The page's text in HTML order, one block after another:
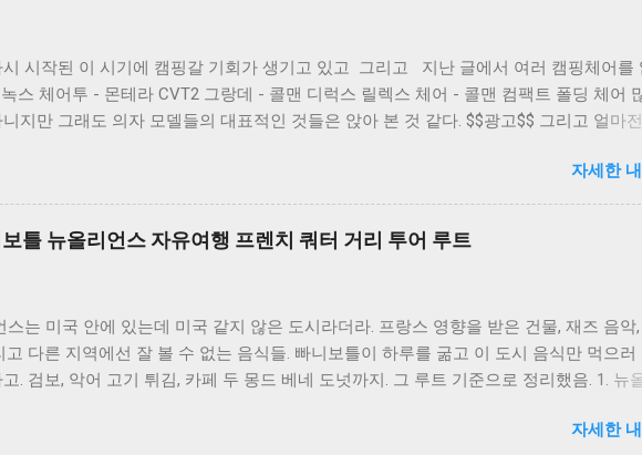
시 시작된 이 시기에 캠핑갈 기회가 생기고 있고 그리고 지난 글에서 여러 캠핑체어를
스 체어투 - 몬테라 CVT2 그랑데 - 콜맨 디럭스 릴렉스 체어 - 콜맨 컴팩트 폴딩 체어
지만 그래도 의자 모델들의 대표적인 것들은 앉아 본 것 같다. $$광고$$ 그리고 얼마전
걸 남긴 다고 했다고 했던 의자가 하나 있다. 콜맨 레이체어 바로 콜맨 레이체어 궁금했
앉아보게 되었다. 레이체어의 장단점은 확실하다. 이렇게 앉은 자리에서 팔걸이만 움
로 등받이 조절이 가능하다. 이게 뭐 얼마나 편한가.. 싶었다. 그런데 한 번 앉아보고 3단
편했다. 그렇게 해두고 폰 보기도 좋고 책 보기도 편하고 와이프가 앉아보더니 유일하게
클라이닝 각도가 문제 되지 않았던 것 같다. 눕혔을 때, 그런 각도를 일반의자에서 실현
. 지금은 레이체어 말고도 이제는 아류작들이 많이 나오고 있는 것으로 알고 있다. 그
봐도 괜찮지 않을까 싶다. 그래서 내가 내리는 결론. 경량체어 - 경량체어 (체어원, 체어
자세한
틀 뉴올리언스 자유여행 프렌치 쿼터 거리 투어 루트
스는 미국 안에 있는데 미국 같지 않은 도시라더라. 프랑스 영향을 받은 건물, 재즈 음악
고 다른 지역에선 잘 볼 수 없는 음식들. 빠니보틀이 하루를 굶고 이 도시 음식만 먹으러
. 검보, 악어 고기 튀김, 카페 두 몽드 베네 도넛까지. 그 루트 기준으로 정리했음. 1. 뉴
뉴올리언스 시내 로컬 식당 메뉴 — 검보 (Gumbo) 음식 가격 — 미공개 빠니 평가 — "간
자세한